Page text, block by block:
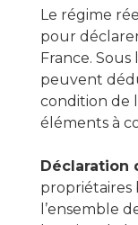
Le régime
pour
France.
peuvent
condition de
éléments à
Déclaration
l’ensemble